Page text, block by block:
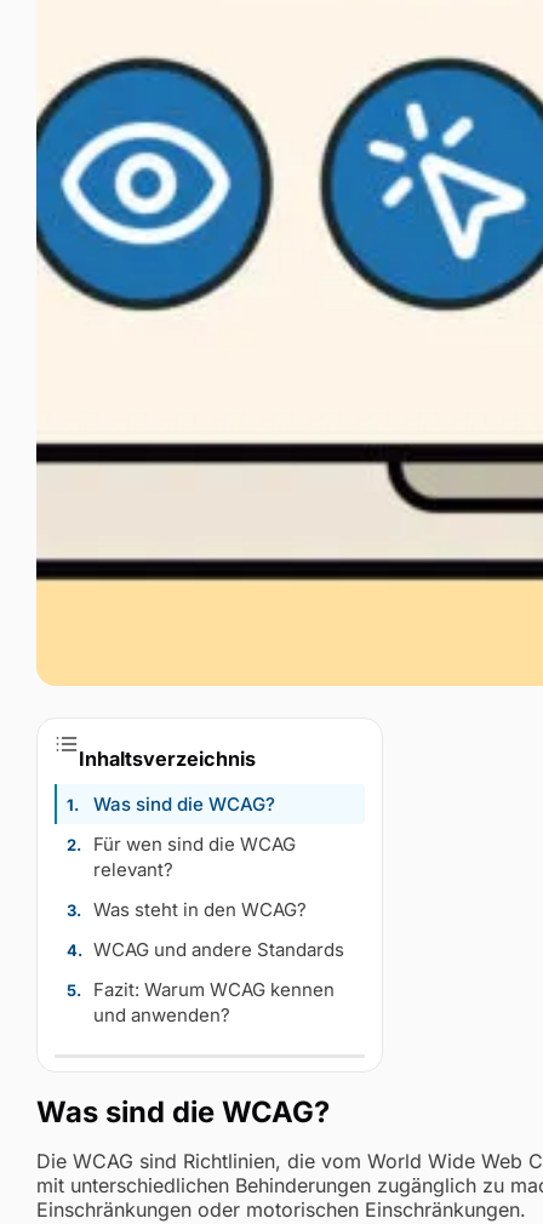
Inhaltsverzeichnis
Was sind die WCAG?
Für wen sind die WCAG
relevant?
Was steht in den WCAG?
WCAG und andere Standards
Fazit: Warum WCAG kennen
und anwenden?
Was sind die WCAG?
Die WCAG sind Richtlinien, die vom World Wide Web
mit unterschiedlichen Behinderungen zugänglich zu
Einschränkungen oder motorischen Einschränkungen.